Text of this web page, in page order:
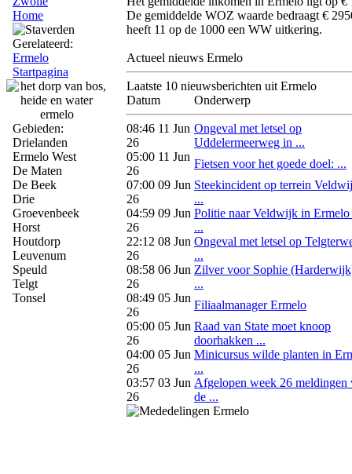
Home
Gerelateerd:
Ermelo
Startpagina
Gebieden:
Drielanden
Ermelo West
De Maten
De Beek
Drie
Groevenbeek
Horst
Houtdorp
Leuvenum
Speuld
Telgt
Tonsel
De gemiddelde WOZ waarde bedraagt €
heeft 11 op de 1000 een WW uitkering.
Actueel nieuws Ermelo
Laatste 10 nieuwsberichten uit Ermelo
Datum
Onderwerp
08:46 11 Jun
26
Ongeval met letsel op
Uddelermeerweg in ...
05:00 11 Jun
26
Fietsen voor het goede doel: ...
07:00 09 Jun
26
Steekincident op terrein
...
04:59 09 Jun
26
Politie naar Veldwijk in
...
22:12 08 Jun
26
Ongeval met letsel op
...
08:58 06 Jun
26
Zilver voor Sophie
...
08:49 05 Jun
26
Filiaalmanager Ermelo
05:00 05 Jun
26
Raad van State moet knoop
doorhakken ...
04:00 05 Jun
26
Minicursus wilde planten in
...
03:57 03 Jun
26
Afgelopen week 26 meldingen
de ...